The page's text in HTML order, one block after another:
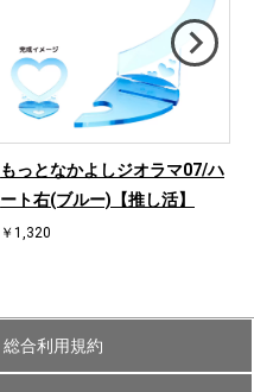
もっとなかよしジオラマ07/ハ
ート右(ブルー)【推し活】
￥1,320
総合利用規約